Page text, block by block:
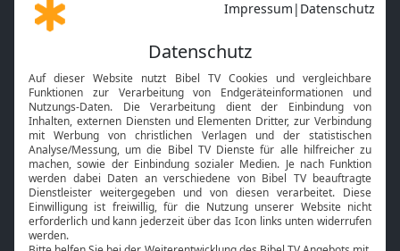
Gott und Bibel erklärt
Neuigkeiten
Mobile App
Smart TV
HbbTV
Bibelthek Online-Bibel
Nächster Gottesdienst
Bibel TV Service